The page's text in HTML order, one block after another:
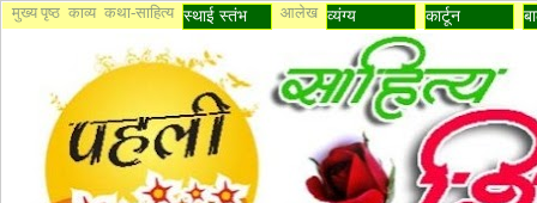
मुख्य पृष्ठ काव्य कथा-साहित्य स्थाई स्तंभ आलेख व्यंग्य कार्टून